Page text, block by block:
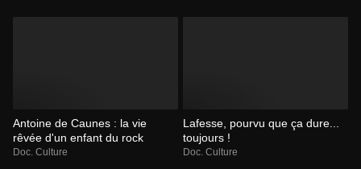
Antoine de Caunes : la vie
rêvée d'un enfant du rock
Doc. Culture
Lafesse, pourvu que ça dure...
toujours !
Doc. Culture